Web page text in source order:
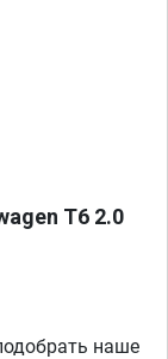
T6 2.0
наше